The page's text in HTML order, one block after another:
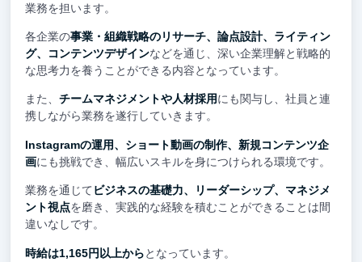
業務を担います。
各企業の事業・組織戦略のリサーチ、論点設計、ライティン
グ、コンテンツデザインなどを通じ、深い企業理解と戦略的
な思考力を養うことができる内容となっています。
また、 チームマネジメントや人材採用にも関与し、社員と連
携しながら業務を遂行していきます。
Instagramの運用、ショート動画の制作、新規コンテンツ企
画にも挑戦でき、幅広いスキルを身につけられる環境です。
業務を通じて ビジネスの基礎力、リーダーシップ、マネジメ
ント視点を磨き、実践的な経験を積むことができることは間
違いなしです。
時給は1,165円以上からとなっています。